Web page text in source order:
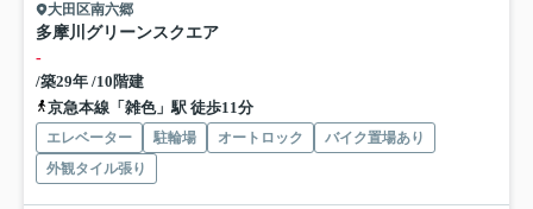
大田区南六郷
多摩川グリーンスクエア
-
/築29年 /10階建
京急本線「雑色」駅 徒歩11分
エレベーター 駐輪場 オートロック
バイク置場あり
外観タイル張り